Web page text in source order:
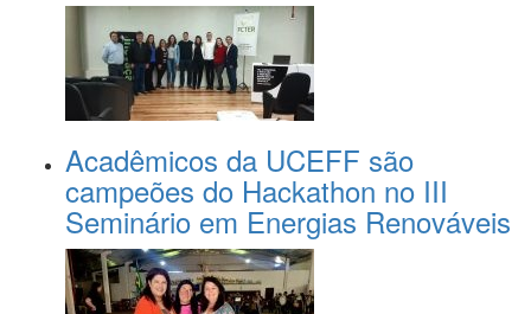
Acadêmicos da UCEFF são
campeões do Hackathon no III
Seminário em Energias Renováveis